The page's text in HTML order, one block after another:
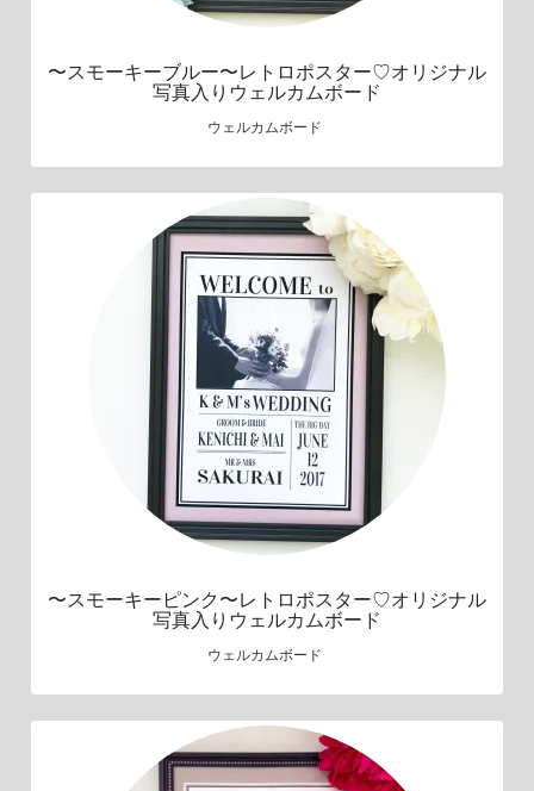
〜スモーキーブルー〜レトロポスター♡オリジナル
写真入りウェルカムボード
ウェルカムボード
〜スモーキーピンク〜レトロポスター♡オリジナル
写真入りウェルカムボード
ウェルカムボード